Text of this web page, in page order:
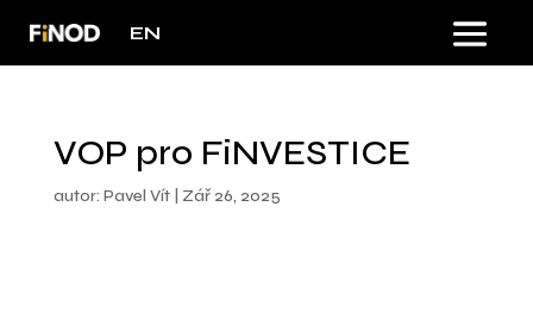
EN
VOP pro FiNVESTICE
autor: Pavel Vít| Zář 26, 2025